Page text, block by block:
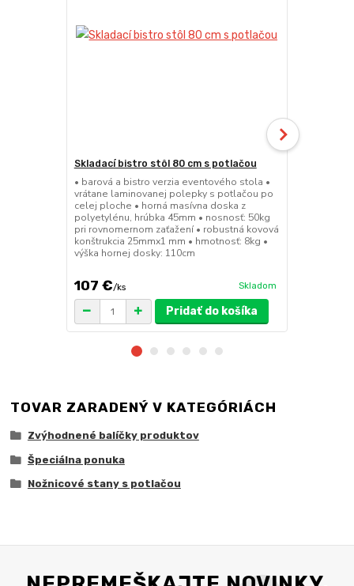
Skladací bistro stôl 80 cm s potlačou
• barová a bistro verzia eventového stola •
vrátane laminovanej polepky s potlačou po
celej ploche • horná masívna doska z
polyetylénu, hrúbka 45mm • nosnosť: 50kg
pri rovnomernom zaťažení • robustná kovová
konštrukcia 25mmx1 mm • hmotnosť: 8kg •
výška hornej dosky: 110cm
107 €/ks Skladom
Pridať do košíka
TOVAR ZARADENÝ V KATEGÓRIÁCH
Zvýhodnené balíčky produktov
Špeciálna ponuka
Nožnicové stany s potlačou